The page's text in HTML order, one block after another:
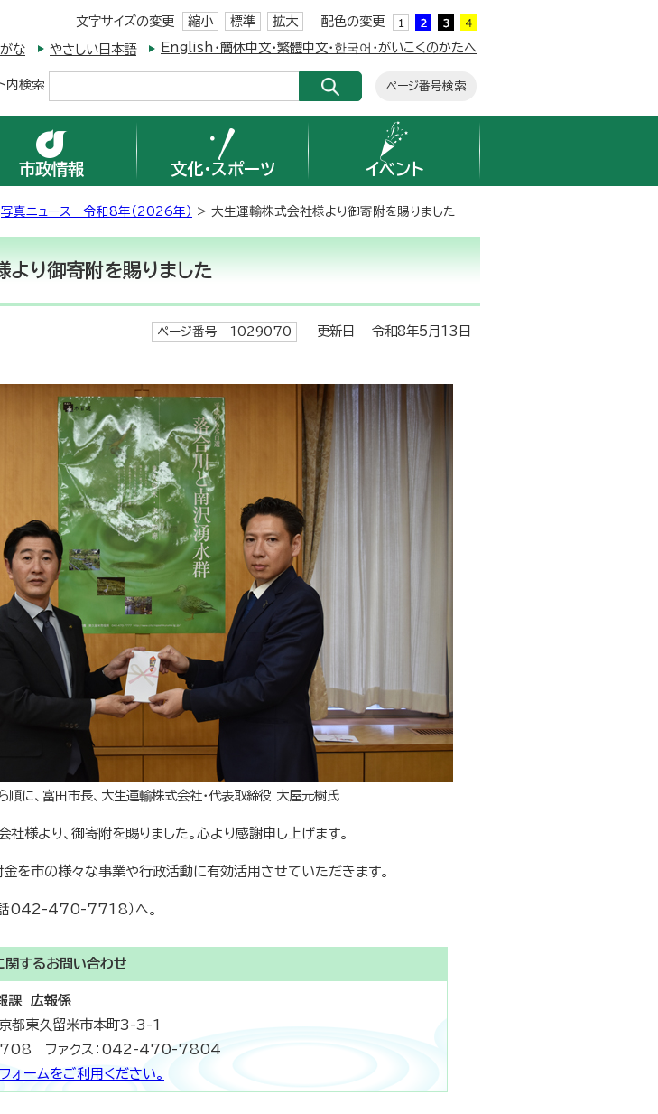
文字サイズの変更 縮小 標準 拡大 配色の変更
な やさしい日本語 English・簡体中文・繁體中文・한국어・がいこくのかたへ
内検索 ページ番号検索
市政情報 文化・スポーツ イベント
写真ニュース 令和8年（2026年） > 大生運輸株式会社様より御寄附を賜りました
より御寄附を賜りました
ページ番号 1029070 更新日 令和8年5月13日
順に、富田市長、大生運輸株式会社・代表取締役 大屋元樹氏
様より、御寄附を賜りました。心より感謝申し上げます。
を市の様々な事業や行政活動に有効活用させていただきます。
話042-470-7718）へ。
関するお問い合わせ
課 広報係
東久留米市本町3-3-1
ファクス：042-470-7804
ォームをご利用ください。